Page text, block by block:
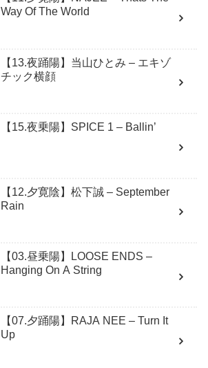
Way Of The World
【13.夜踊陽】当山ひとみ – エキゾ
チック横顔
【15.夜乗陽】SPICE 1 – Ballin’
【12.夕寛陰】松下誠 – September
Rain
【03.昼乗陽】LOOSE ENDS –
Hanging On A String
【07.夕踊陽】RAJA NEE – Turn It
Up